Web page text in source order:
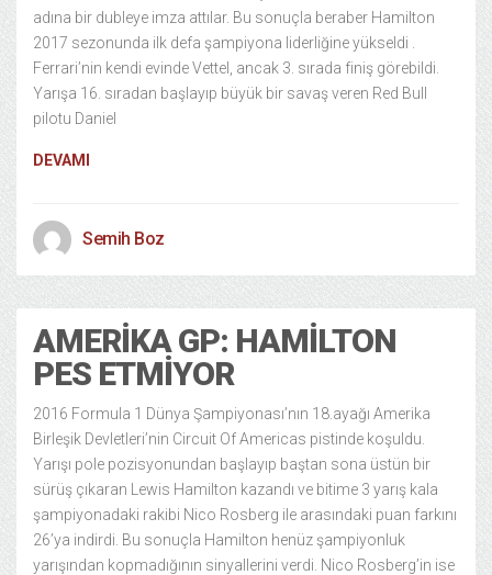
adına bir dubleye imza attılar. Bu sonuçla beraber Hamilton
2017 sezonunda ilk defa şampiyona liderliğine yükseldi .
Ferrari’nin kendi evinde Vettel, ancak 3. sırada finiş görebildi.
Yarışa 16. sıradan başlayıp büyük bir savaş veren Red Bull
pilotu Daniel
DEVAMI
Semih Boz
AMERİKA GP: HAMILTON
PES ETMIYOR
2016 Formula 1 Dünya Şampiyonası’nın 18.ayağı Amerika
Birleşik Devletleri’nin Circuit Of Americas pistinde koşuldu.
Yarışı pole pozisyonundan başlayıp baştan sona üstün bir
sürüş çıkaran Lewis Hamilton kazandı ve bitime 3 yarış kala
şampiyonadaki rakibi Nico Rosberg ile arasındaki puan farkını
26’ya indirdi. Bu sonuçla Hamilton henüz şampiyonluk
yarışından kopmadığının sinyallerini verdi. Nico Rosberg’in ise